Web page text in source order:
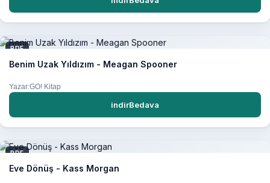
PDF
Benim Uzak Yıldızım - Meagan Spooner
Yazar:GO! Kitap
indirBedava
PDF
Eve Dönüş - Kass Morgan